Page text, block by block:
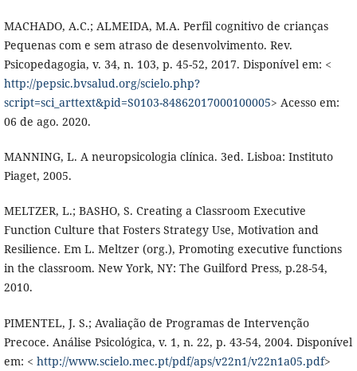
MACHADO, A.C.; ALMEIDA, M.A. Perfil cognitivo de crianças
Pequenas com e sem atraso de desenvolvimento. Rev.
Psicopedagogia, v. 34, n. 103, p. 45-52, 2017. Disponível em: <
http://pepsic.bvsalud.org/scielo.php?
script=sci_arttext&pid=S0103-84862017000100005> Acesso em:
06 de ago. 2020.
MANNING, L. A neuropsicologia clínica. 3ed. Lisboa: Instituto
Piaget, 2005.
MELTZER, L.; BASHO, S. Creating a Classroom Executive
Function Culture that Fosters Strategy Use, Motivation and
Resilience. Em L. Meltzer (org.), Promoting executive functions
in the classroom. New York, NY: The Guilford Press, p.28-54,
2010.
PIMENTEL, J. S.; Avaliação de Programas de Intervenção
Precoce. Análise Psicológica, v. 1, n. 22, p. 43-54, 2004. Disponível
em: < http://www.scielo.mec.pt/pdf/aps/v22n1/v22n1a05.pdf>